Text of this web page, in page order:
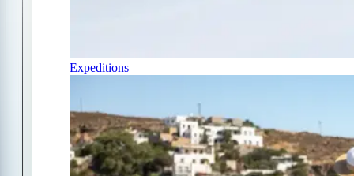
Expeditions